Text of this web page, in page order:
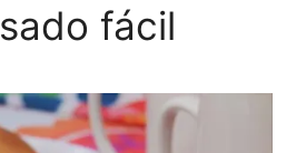
fácil